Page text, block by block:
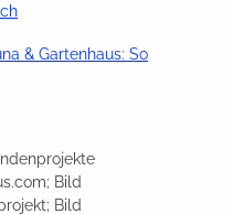
& Gartenhaus: So
Bild
Bild